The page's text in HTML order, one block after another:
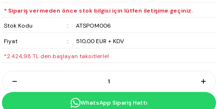
* Sipariş vermeden önce stok bilgisi için lütfen iletişime geçiniz.
Stok Kodu
ATSPOM006
Fiyat
510,00 EUR + KDV
*2.424,98 TL den başlayan taksitlerle!
WhatsApp Sipariş Hattı